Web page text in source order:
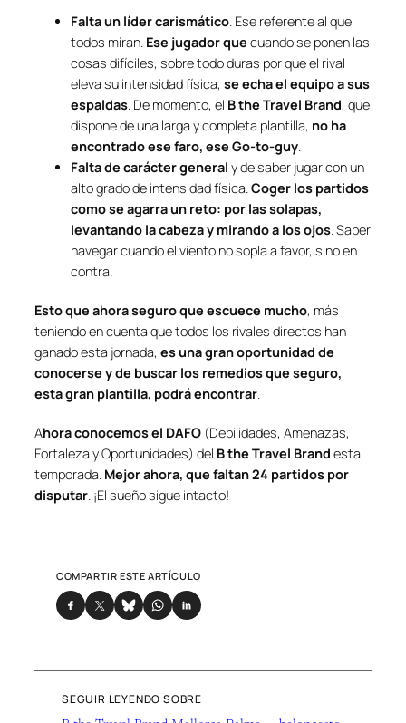
Falta un líder carismático. Ese referente al que
todos miran. Ese jugador que cuando se ponen las
cosas difíciles, sobre todo duras por que el rival
eleva su intensidad física, se echa el equipo a sus
espaldas. De momento, el B the Travel Brand, que
dispone de una larga y completa plantilla, no ha
encontrado ese faro, ese Go-to-guy.
Falta de carácter general y de saber jugar con un
alto grado de intensidad física.Coger los partidos
como se agarra un reto: por las solapas,
levantando la cabeza y mirando a los ojos. Saber
navegar cuando el viento no sopla a favor, sino en
contra.
Esto que ahora seguro que escuece mucho, más
teniendo en cuenta que todos los rivales directos han
ganado esta jornada, es una gran oportunidad de
conocerse y de buscar los remedios que seguro,
esta gran plantilla, podrá encontrar.
Ahora conocemos el DAFO (Debilidades, Amenazas,
Fortaleza y Oportunidades) del B the Travel Brand esta
temporada. Mejor ahora, que faltan 24 partidos por
disputar. ¡El sueño sigue intacto!
COMPARTIR ESTE ARTÍCULO
SEGUIR LEYENDO SOBRE